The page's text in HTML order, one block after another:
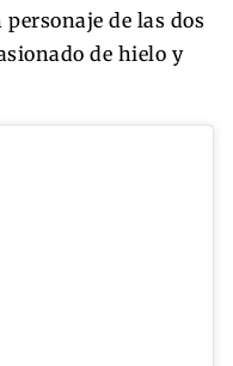
de las dos
de hielo y